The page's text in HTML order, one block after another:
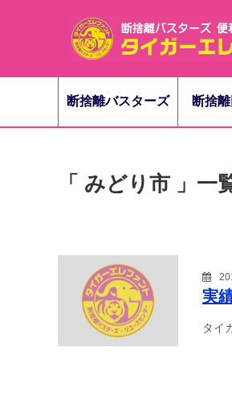
断捨離バスターズ 断捨
「 みどり市 」一
実
タイ